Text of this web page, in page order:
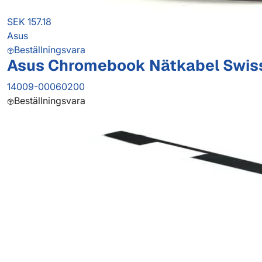
SEK 157.18
Asus
Beställningsvara
Asus Chromebook Nätkabel
14009-00060200
Beställningsvara